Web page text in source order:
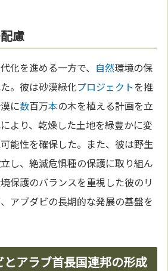
慮
化を進める一方で、 自然環境の保
。彼は砂漠緑化プロジェクトを推
に数百万本の木を植える計画を立
より、乾燥した土地を緑豊かに変
能性を確保した。また、彼は野生
し、絶滅危惧種の保護に取り組ん
保護のバランスを重視した彼のリ
アブダビの長期的な発展の基盤を
とアラブ首長国連邦の形成